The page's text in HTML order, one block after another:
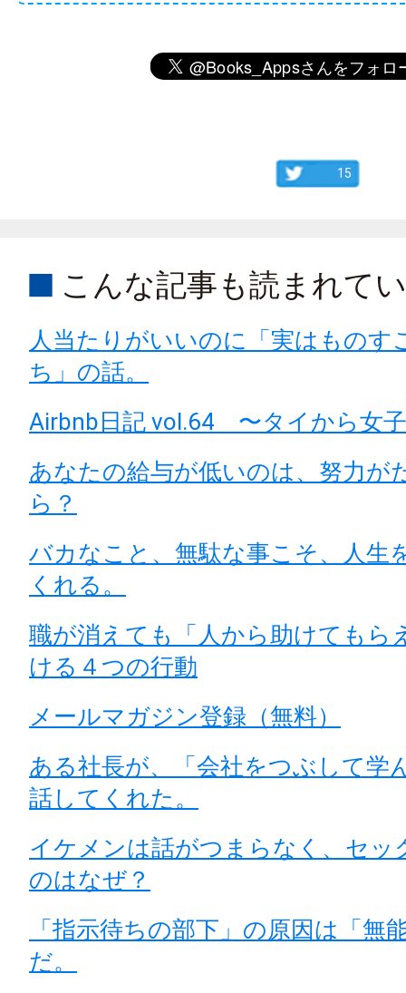
15
こんな記事も読まれて
人当たりがいいのに「実はものす
ち」の話。
Airbnb日記 vol.64 〜タイから女
あなたの給与が低いのは、努力が
ら？
バカなこと、無駄な事こそ、人生
くれる。
職が消えても「人から助けてもら
ける４つの行動
メールマガジン登録（無料）
ある社長が、「会社をつぶして学
話してくれた。
イケメンは話がつまらなく、セッ
のはなぜ？
「指示待ちの部下」の原因は「無
だ。